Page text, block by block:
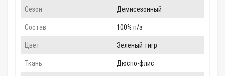
Сезон Демисезонный
Состав 100% п/э
Цвет Зеленый тигр
Ткань Дюспо-флис